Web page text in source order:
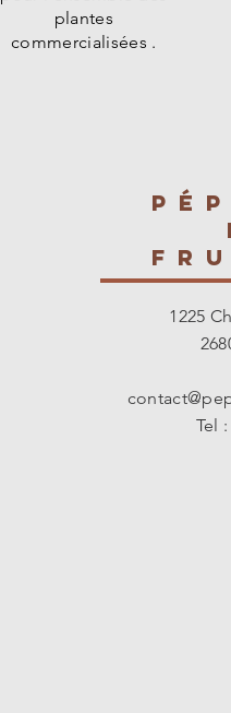
plantes
commercialisées .
1225
Tel